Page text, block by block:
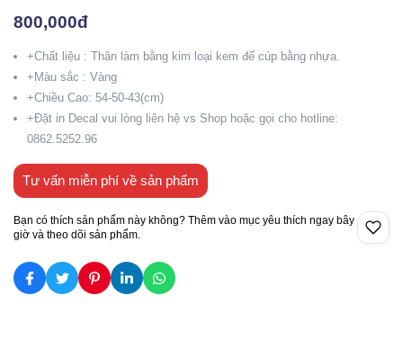
800,000đ
+Chất liệu : Thân làm bằng kim loại kem đế cúp bằng nhựa.
+Màu sắc : Vàng
+Chiều Cao: 54-50-43(cm)
+Đặt in Decal vui lòng liên hệ vs Shop hoặc gọi cho hotline:
0862.5252.96
Tư vấn miễn phí về sản phẩm
Bạn có thích sản phẩm này không? Thêm vào mục yêu thích ngay bây
giờ và theo dõi sản phẩm.